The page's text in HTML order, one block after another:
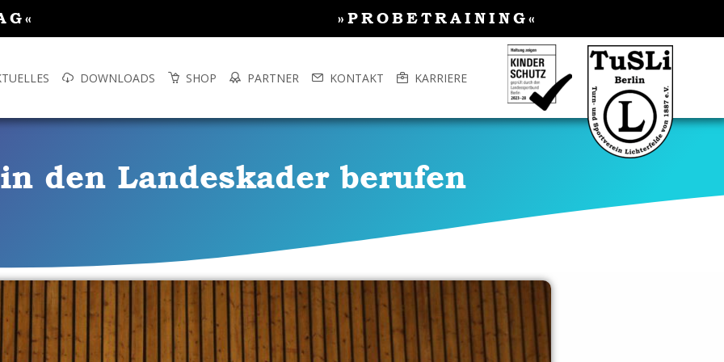
»PROBETRAINING«
DOWNLOADS SHOP PARTNER KONTAKT KARRIERE
den Landeskader berufen